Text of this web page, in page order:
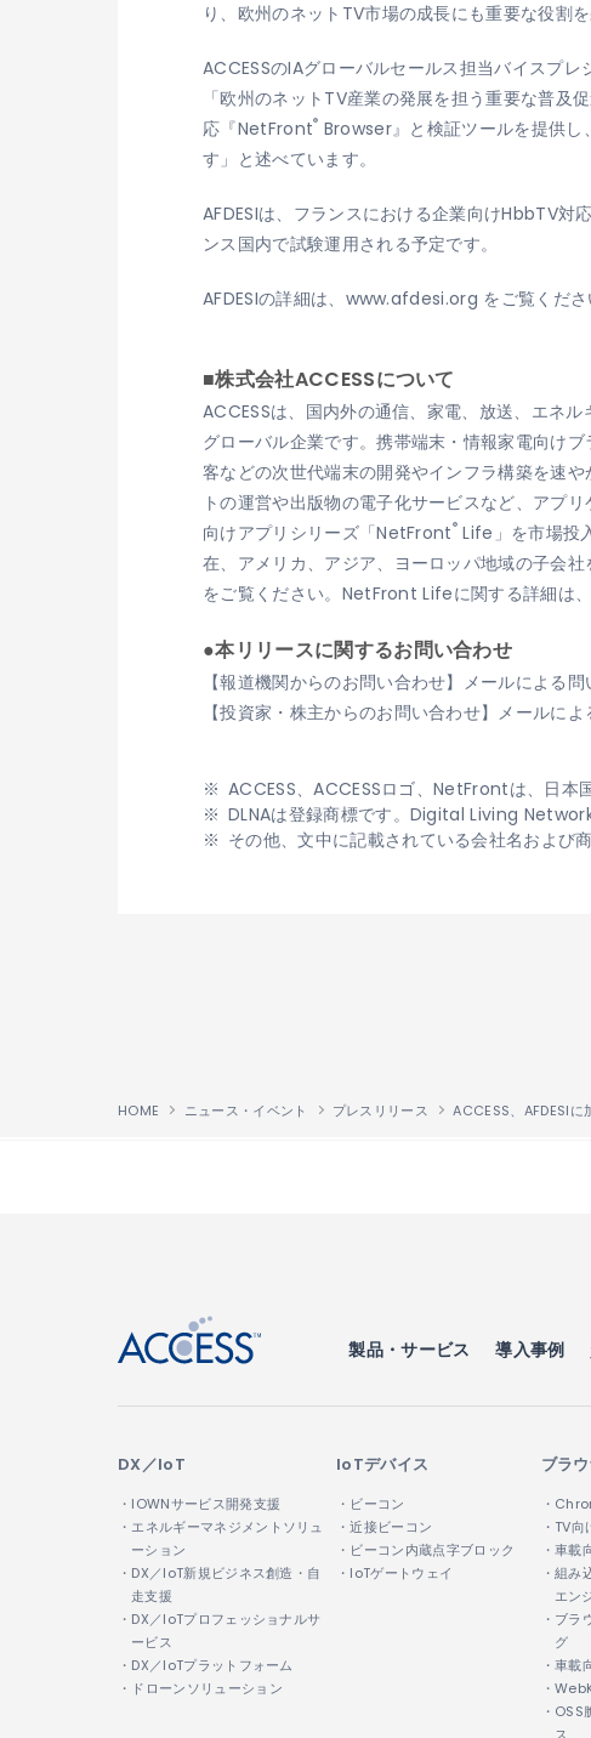
り、欧州のネットTV市場の成長にも重要な役割
ACCESSのIAグローバルセールス担当バイスプレ
「欧州のネットTV産業の発展を担う重要な普及
応『NetFront® Browser』と検証ツールを提供し
す」と述べています。
AFDESIは、フランスにおける企業向けHbbTV
ンス国内で試験運用される予定です。
AFDESIの詳細は、www.afdesi.org をご覧くださ
■株式会社ACCESSについて
ACCESSは、国内外の通信、家電、放送、エネ
グローバル企業です。携帯端末・情報家電向け
客などの次世代端末の開発やインフラ構築を速
トの運営や出版物の電子化サービスなど、アプ
向けアプリシリーズ「NetFront® Life」を市場投
在、アメリカ、アジア、ヨーロッパ地域の子会
をご覧ください。NetFront Lifeに関する詳細
●本リリースに関するお問い合わせ
【報道機関からのお問い合わせ】メールによる
【投資家・株主からのお問い合わせ】メールに
ACCESS、ACCESSロゴ、NetFrontは、日本
DLNAは登録商標です。Digital Living
その他、文中に記載されている会社名および
HOME ニュース・イベント プレスリリース ACCESS、AFDESIに
製品・サービス 導入事例
DX／IoT
・IOWNサービス開発支援
・エネルギーマネジメントソリュ
ーション
・DX／IoT新規ビジネス創造・自
走支援
・DX／IoTプロフェッショナルサ
ービス
・DX／IoTプラットフォーム
・ドローンソリューション
IoTデバイス
・ビーコン
・近接ビーコン
・ビーコン内蔵点字ブロック
・IoTゲートウェイ
ブラ
・
・TV
・車載
・組
エン
・ブラ
グ
・車載
・
・